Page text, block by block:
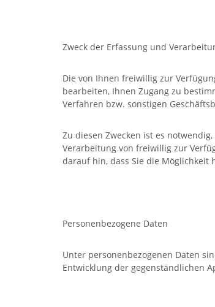
Zweck der Erfassung und
Die von Ihnen freiwillig zur
bearbeiten, Ihnen Zugang zu
Verfahren bzw. sonstigen
Zu diesen Zwecken ist es
Verarbeitung von freiwillig zur
darauf hin, dass Sie die Möglichkeit
Personenbezogene Daten
Unter personenbezogenen Daten
Entwicklung der gegenständlichen